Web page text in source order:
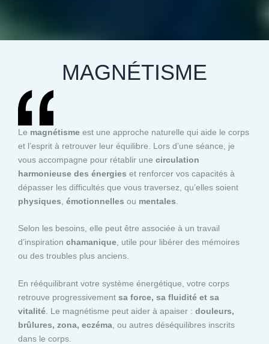
MAGNÉTISME
Le magnétisme est une approche naturelle qui aide le corps
et l’esprit à retrouver leur équilibre. Lors d’une séance, je
vous accompagne pour rétablir une circulation
harmonieuse des énergies et renforcer vos capacités à
dépasser les difficultés que vous traversez, qu’elles soient
physiques émotionnelles ou mentales
Selon les besoins, elle peut être associée à un travail
d’inspiration chamanique, utile pour libérer des mémoires
ou des troubles plus anciens.
En rééquilibrant votre système énergétique, votre corps
retrouve progressivement sa force, sa fluidité et sa
vitalité . Le magnétisme peut aider à apaiser : douleurs,
brûlures, zona, eczéma , ou autres déséquilibres inscrits
dans le corps.